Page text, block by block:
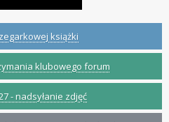
książki
klubowego forum
- nadsyłanie zdjęć